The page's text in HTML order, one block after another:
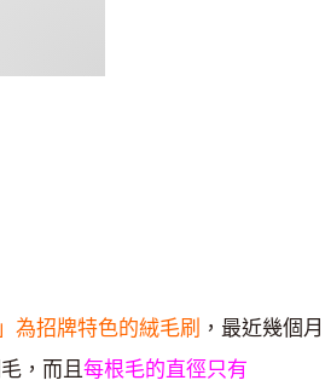
為招牌特色的絨毛刷 ，最近幾個月
，而且 每根毛的直徑只有